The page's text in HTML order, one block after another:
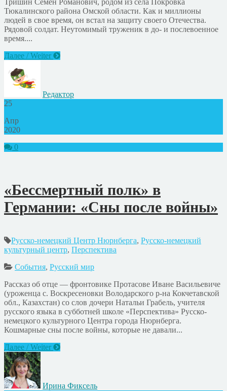
Тришин Семён Романович, родом из села Покровка
Тюкалинского района Омской области. Как и миллионы
людей в свое время, он встал на защиту своего Отечества.
Рядовой солдат. Неутомимый труженик в до- и послевоенное
время....
Далее / Weiter
Редактор
25
Апр
2020
0
«Бессмертный полк» в
Германии: «Сны после войны»
Русско-немецкий Центр Нюрнберга, Русско-немецкий
культурный центр, Перспектива
События, Русский мир
Рассказ об отце — фронтовике Протасове Иване Васильевиче
(уроженца с. Воскресеновки Володарского р-на Кокчетавской
обл., Казахстан) со слов дочери Натальи Грабель, учителя
русского языка в субботней школе «Перспектива» Русско-
немецкого культурного Центра города Нюрнберга.
Кошмарные сны после войны, которые не давали...
Далее / Weiter
Ирина Фиксель